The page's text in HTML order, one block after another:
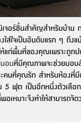
เจอร์ชิ้นสำคัญสำหรับบ้าน
ใส่ใจเป็นอันดับแรก ๆ ถึงแ
ห้แก่พื้นที่ของคุณเพราะถู
อนที่มีคุณภาพจะช่วยมอ
คนที่คุณรัก สำหรับห้องที่มี
5 ฟุต เป็นอีกหนึ่งตัวเลือ
เหมาะจึงทำให้สามารถจัด